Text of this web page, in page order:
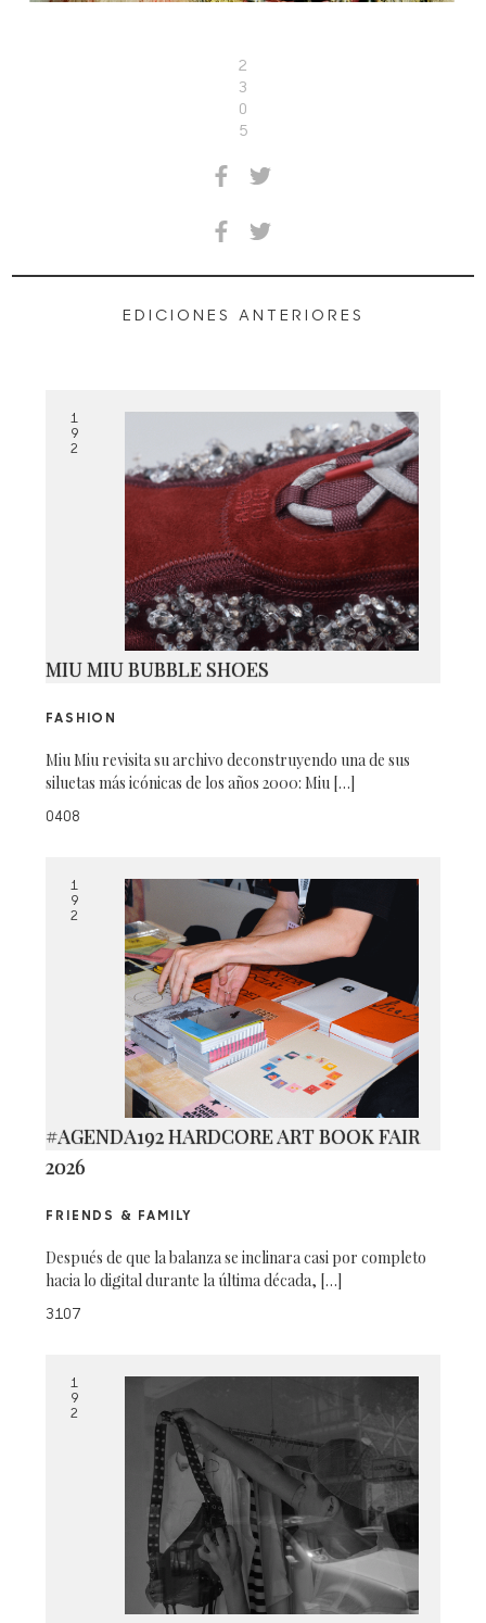
2
3
0
5
EDICIONES ANTERIORES
1
9
2
MIU MIU BUBBLE SHOES
FASHION
Miu Miu revisita su archivo deconstruyendo una de sus
siluetas más icónicas de los años 2000: Miu […]
0408
1
9
2
#AGENDA192 HARDCORE ART BOOK FAIR
2026
FRIENDS & FAMILY
Después de que la balanza se inclinara casi por completo
hacia lo digital durante la última década, […]
3107
1
9
2